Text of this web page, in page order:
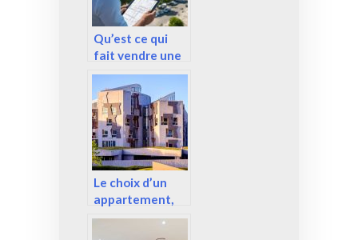
Qu’est ce qui
fait vendre une
maison ?
Le choix d’un
appartement,
que souhaite